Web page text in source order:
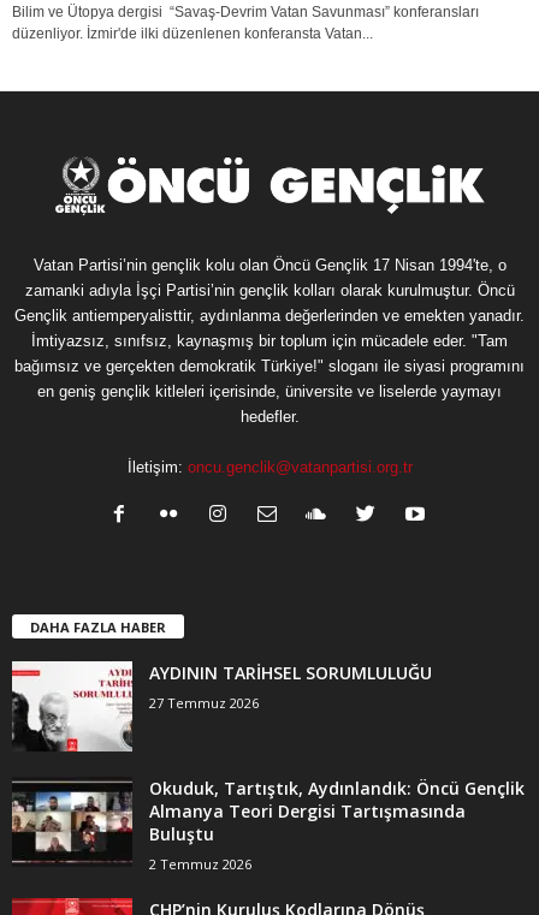
Bilim ve Ütopya dergisi “Savaş-Devrim Vatan Savunması” konferansları
düzenliyor. İzmir'de ilki düzenlenen konferansta Vatan...
Vatan Partisi’nin gençlik kolu olan Öncü Gençlik 17 Nisan 1994'te, o
zamanki adıyla İşçi Partisi’nin gençlik kolları olarak kurulmuştur. Öncü
Gençlik antiemperyalisttir, aydınlanma değerlerinden ve emekten yanadır.
İmtiyazsız, sınıfsız, kaynaşmış bir toplum için mücadele eder. "Tam
bağımsız ve gerçekten demokratik Türkiye!" sloganı ile siyasi programını
en geniş gençlik kitleleri içerisinde, üniversite ve liselerde yaymayı
hedefler.
İletişim: oncu.genclik@vatanpartisi.org.tr
DAHA FAZLA HABER
AYDININ TARİHSEL SORUMLULUĞU
27 Temmuz 2026
Okuduk, Tartıştık, Aydınlandık: Öncü Gençlik
Almanya Teori Dergisi Tartışmasında
Buluştu
2 Temmuz 2026
CHP’nin Kuruluş Kodlarına Dönüş